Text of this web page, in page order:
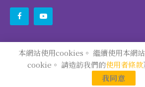
© 2024 零碳ESG永續發展資訊網 All Rights
本網站使用cookies。 繼續使用本網
cookie。 請造訪我們的使用者條款
我同意